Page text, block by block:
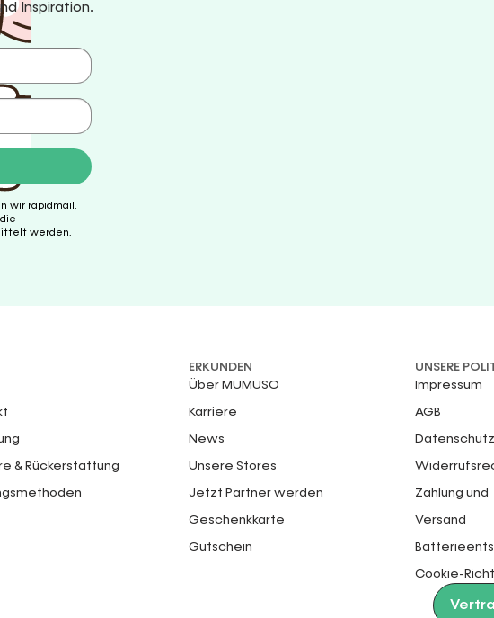
Inspiration.
wir rapidmail.
werden.
& Rückerstattung
ERKUNDEN
Über MUMUSO
Karriere
News
Unsere Stores
Jetzt Partner werden
Geschenkkarte
Gutschein
UNSERE
Impressum
AGB
Zahlung und
Versand
Cookie-